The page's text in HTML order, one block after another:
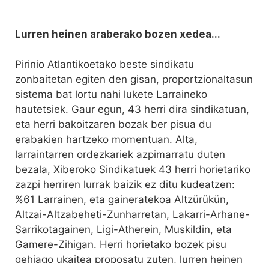
Lurren heinen araberako bozen xedea...
Pirinio Atlantikoetako beste sindikatu
zonbaitetan egiten den gisan, proportzionaltasun
sistema bat lortu nahi lukete Larraineko
hautetsiek. Gaur egun, 43 herri dira sindikatuan,
eta herri bakoitzaren bozak ber pisua du
erabakien hartzeko momentuan. Alta,
larraintarren ordezkariek azpimarratu duten
bezala, Xiberoko Sindikatuek 43 herri horietariko
zazpi herriren lurrak baizik ez ditu kudeatzen:
%61 Larrainen, eta gaineratekoa Altzürükün,
Altzai-Altzabeheti-Zunharretan, Lakarri-Arhane-
Sarrikotagainen, Ligi-Atherein, Muskildin, eta
Gamere-Zihigan. Herri horietako bozek pisu
gehiago ukaitea proposatu zuten, lurren heinen